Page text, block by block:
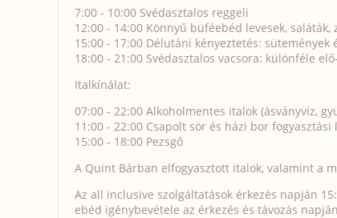
7:00 - 10:00 Svédasztalos reggeli
12:00 - 14:00 Könnyű büféebéd levesek,
15:00 - 17:00 Délutáni kényeztetés: sütemények
18:00 - 21:00 Svédasztalos vacsora: különféle
Italkínálat:
07:00 - 22:00 Alkoholmentes italok (ásványvíz,
11:00 - 22:00 Csapolt sör és házi bor fogyasztási
15:00 - 18:00 Pezsgő
A Quint Bárban elfogyasztott italok, valamint a
Az all inclusive szolgáltatások érkezés napján
ebéd igénybevétele az érkezés és távozás